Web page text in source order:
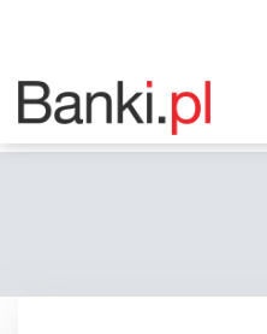
Strona główna
Bankomat Bank Zachodni